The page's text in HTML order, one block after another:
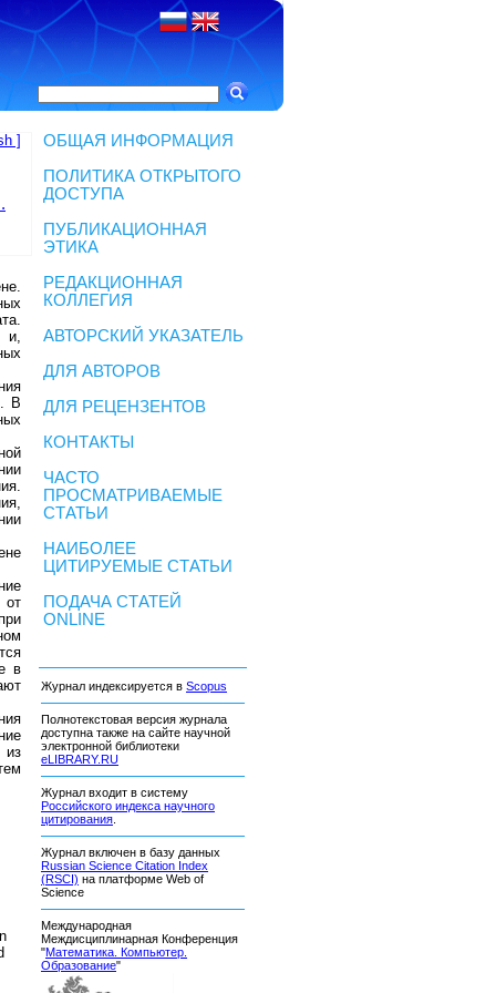
]
и,
В
от
в
ОБЩАЯ ИНФОРМАЦИЯ
ПОЛИТИКА ОТКРЫТОГО
ДОСТУПА
ПУБЛИКАЦИОННАЯ
ЭТИКА
РЕДАКЦИОННАЯ
КОЛЛЕГИЯ
АВТОРСКИЙ УКАЗАТЕЛЬ
ДЛЯ АВТОРОВ
ДЛЯ РЕЦЕНЗЕНТОВ
КОНТАКТЫ
ЧАСТО
ПРОСМАТРИВАЕМЫЕ
СТАТЬИ
НАИБОЛЕЕ
ЦИТИРУЕМЫЕ СТАТЬИ
ПОДАЧА СТАТЕЙ
ONLINE
Журнал индексируется в Scopus
Полнотекстовая версия журнала
доступна также на сайте научной
электронной библиотеки
eLIBRARY.RU
Журнал входит в систему
Российского индекса научного
цитирования
Журнал включен в базу данных
Russian Science Citation Index
(RSCI) на платформе Web of
Science
Международная
Междисциплинарная Конференция
"Математика. Компьютер.
Образование"